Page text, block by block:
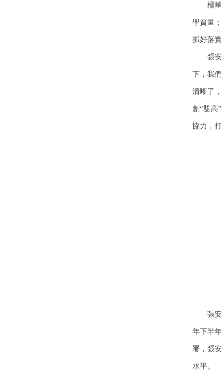
楊
學質量
抓好落實
張
下，我
清晰了
創“雙高
協力，
張
年下半
署，張
水平。